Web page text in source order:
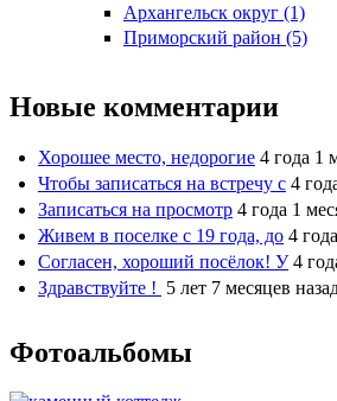
Архангельск округ (1)
Приморский район (5)
Новые комментарии
Хорошее место, недорогие 4 года 1
Чтобы записаться на встречу с 4
Записаться на просмотр 4 года 1
Живем в поселке с 19 года, до 4
Согласен, хороший посёлок! У 4
Здравствуйте ! 5 лет 7 месяцев
Фотоальбомы